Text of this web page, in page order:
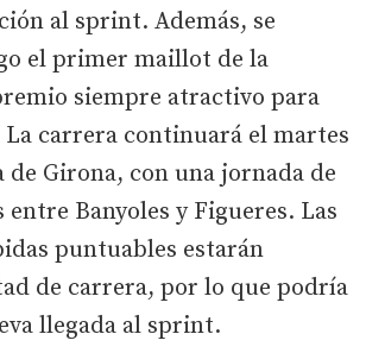
al sprint. Además, se
el primer maillot de la
siempre atractivo para
La carrera continuará el martes
de Girona, con una jornada de
Banyoles y Figueres. Las
puntuables estarán
de carrera, por lo que podría
llegada al sprint.